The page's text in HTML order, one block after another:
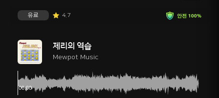
안전 100%
유료 4.7
제리의 역습
Mewpot Music